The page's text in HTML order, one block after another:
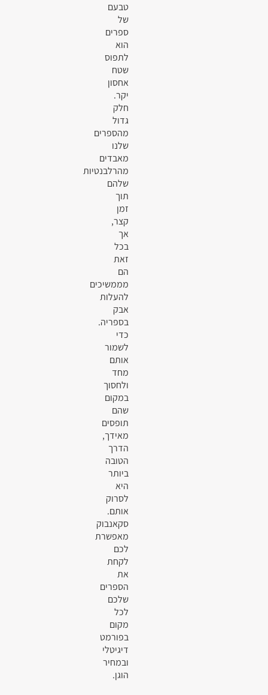
טבעם
של
ספרים
הוא
לתפוס
שטח
אחסון
יקר.
חלק
גדול
מהספרים
שלנו
מאבדים
מהרלבנטיות
שלהם
תוך
זמן
קצר,
אך
בכל
זאת
הם
מממשיכים
להעלות
אבק
בספריה.
כדי
לשמור
אותם
מחד
ולחסוך
במקום
שהם
תופסים
מאידך,
הדרך
הטובה
ביותר
היא
לסרוק
אותם.
סקאנבוק
מאפשרת
לכם
לקחת
את
הספרים
שלכם
לכל
מקום
בפורמט
דיגיטלי
ובמחיר
הוגן.